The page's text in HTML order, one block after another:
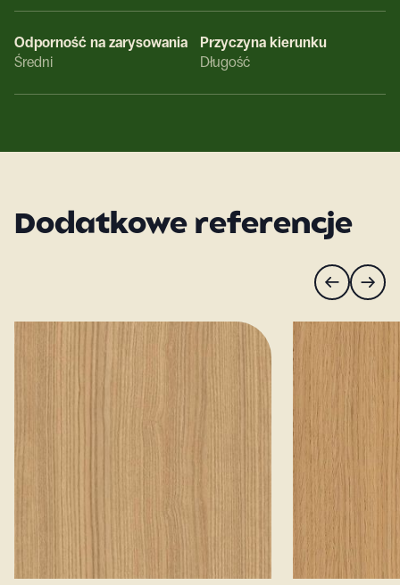
Odporność na zarysowania
Średni
Przyczyna kierunku
Długość
Dodatkowe referencje